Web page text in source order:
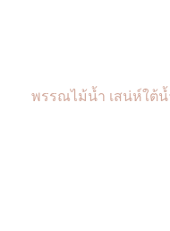
พรรณไม้น้ำ เสน่ห์ใต้